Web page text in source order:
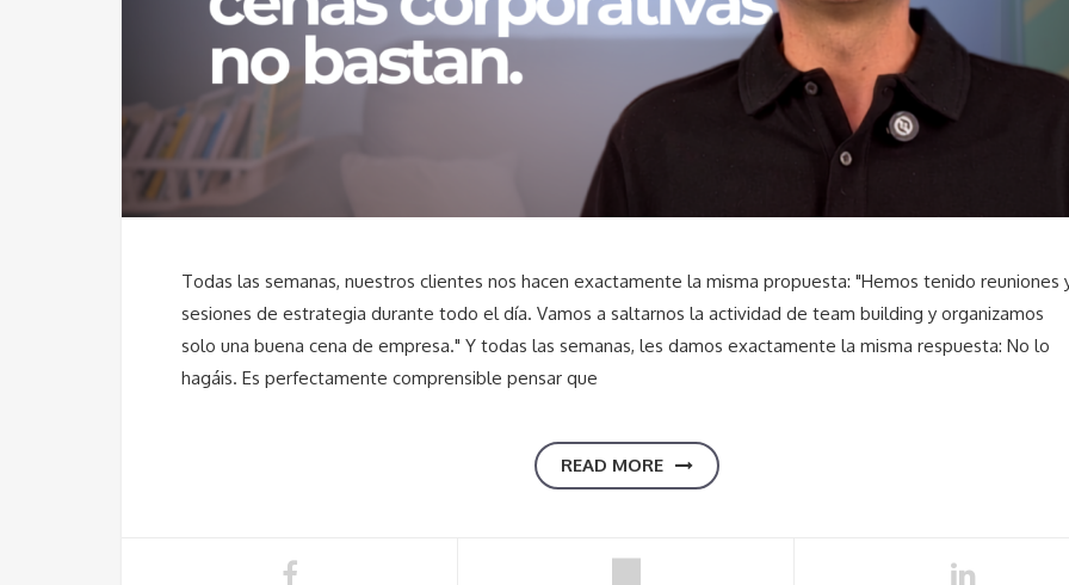
Todas las semanas, nuestros clientes nos hacen exactamente la misma propuesta: "Hemos tenido reuniones
sesiones de estrategia durante todo el día. Vamos a saltarnos la actividad de team building y organizamos
solo una buena cena de empresa." Y todas las semanas, les damos exactamente la misma respuesta: No lo
hagáis. Es perfectamente comprensible pensar que
READ MORE